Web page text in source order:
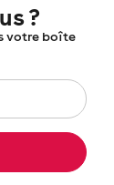
?
votre boîte